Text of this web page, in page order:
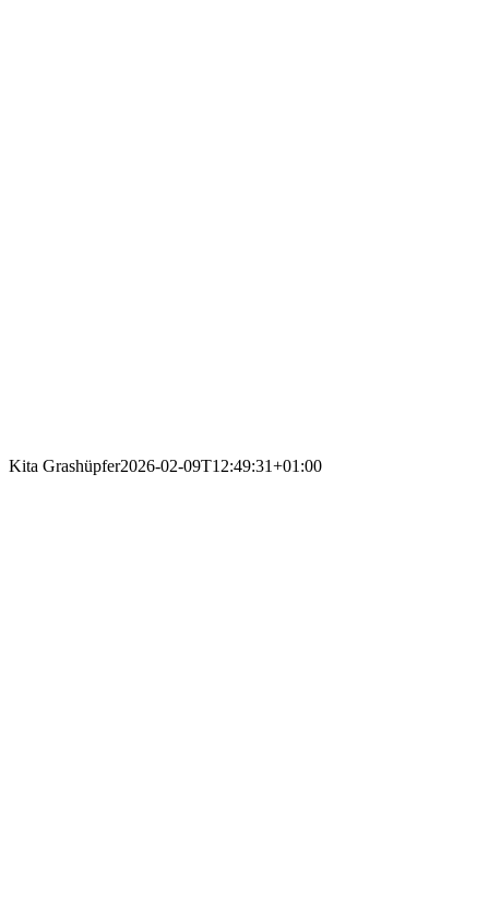
Kita Grashüpfer2026-02-09T12:49:31+01:00